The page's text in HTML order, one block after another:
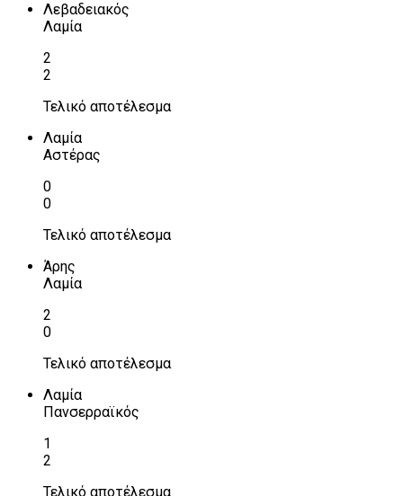
Λεβαδειακός
Λαμία
2
2
Τελικό αποτέλεσμα
Λαμία
Αστέρας
0
0
Τελικό αποτέλεσμα
Άρης
Λαμία
2
0
Τελικό αποτέλεσμα
Λαμία
Πανσερραϊκός
1
2
Τελικό αποτέλεσμα